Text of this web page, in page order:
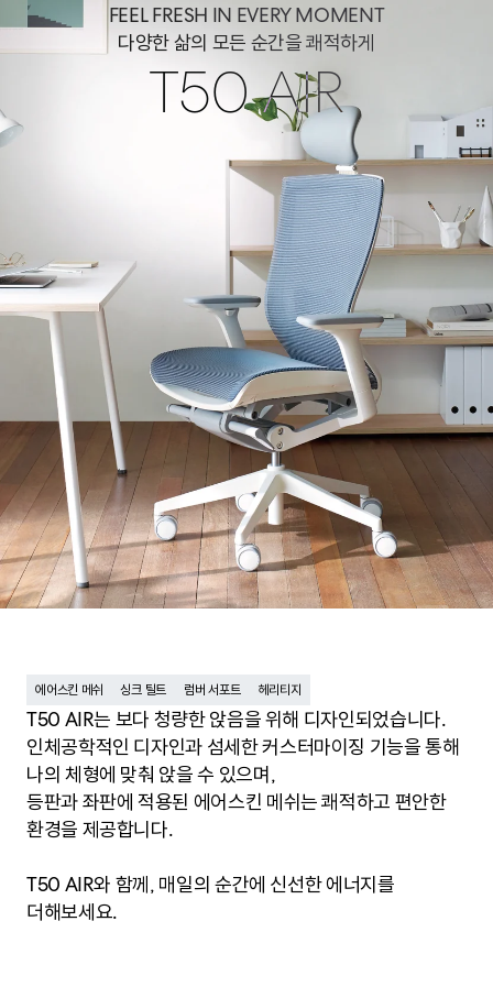
FEEL FRESH IN EVERY MOMENT
다양한 삶의 모든 순간을 쾌적하게
T50 AIR
에어스킨 메쉬 싱크 틸트 럼버 서포트 헤리티지
T50 AIR는 보다 청량한 앉음을 위해 디자인되었습니다.
인체공학적인 디자인과 섬세한 커스터마이징 기능을 통해
나의 체형에 맞춰 앉을 수 있으며,
등판과 좌판에 적용된 에어스킨 메쉬는 쾌적하고 편안한
환경을 제공합니다.
T50 AIR와 함께, 매일의 순간에 신선한 에너지를
더해보세요.